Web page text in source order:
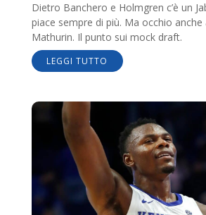
Dietro Banchero e Holmgren c’è un
piace sempre di più. Ma occhio anche
Mathurin. Il punto sui mock draft.
LEGGI TUTTO